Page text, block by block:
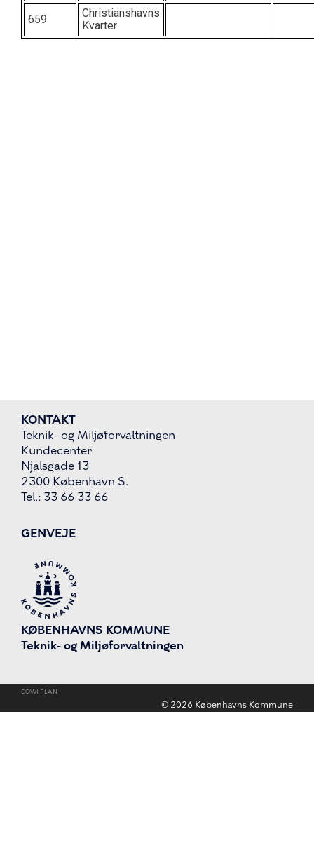
659
Christianshavns
Kvarter
KONTAKT
Teknik- og Miljøforvaltningen
Kundecenter
Njalsgade 13
2300 København S.
Tel.: 33 66 33 66
GENVEJE
KØBENHAVNS KOMMUNE
Teknik- og Miljøforvaltningen
COWI PLAN
© 2026 Københavns Kommune